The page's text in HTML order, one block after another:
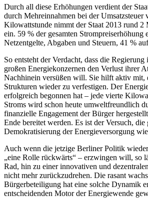
Durch all diese Erhöhungen verdient der
durch Mehreinnahmen bei der Umsatzsteuer
Kilowattstunde nimmt der Staat 2013 rund
ein. 59 % der gesamten Strompreiserhöhung
Netzentgelte, Abgaben und Steuern, 41 %
So entsteht der Verdacht, dass die
großen Energiekonzernen den Verlust ihrer
Nachhinein versüßen will. Sie hilft aktiv mit,
Strukturen wieder zu verfestigen. Der
erfolgreich begonnen hat – jede vierte
Stroms wird schon heute umweltfreundlich
finanzielle Engagement der Bürger
Ende bereitet werden. Es ist der Versuch, die
Demokratisierung der Energieversorgung
Auch wenn die jetzige Berliner Politik
„eine Rolle rückwärts“ – erzwingen will, so
Rad, hin zu einer innovativen und
nicht mehr zurückzudrehen. Die rasant
Bürgerbeteiligung hat eine solche Dynamik
entscheidenden Motor der Energiewende